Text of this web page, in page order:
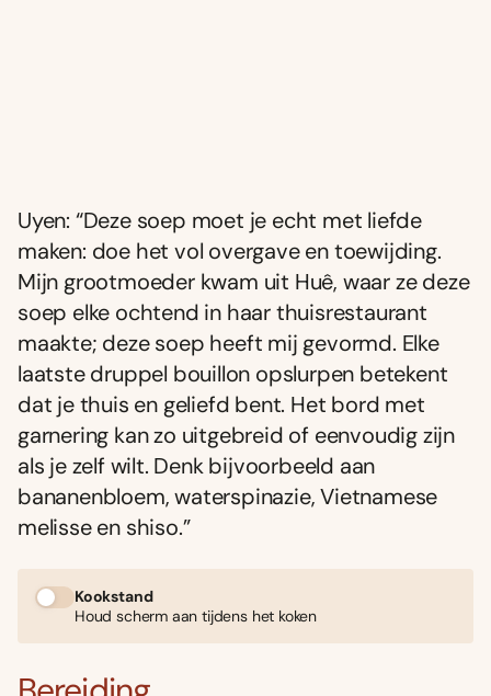
Uyen: “Deze soep moet je echt met liefde
maken: doe het vol overgave en toewijding.
Mijn grootmoeder kwam uit Huê, waar ze deze
soep elke ochtend in haar thuisrestaurant
maakte; deze soep heeft mij gevormd. Elke
laatste druppel bouillon opslurpen betekent
dat je thuis en geliefd bent. Het bord met
garnering kan zo uitgebreid of eenvoudig zijn
als je zelf wilt. Denk bijvoorbeeld aan
bananenbloem, waterspinazie, Vietnamese
melisse en shiso.”
Kookstand
Houd scherm aan tijdens het koken